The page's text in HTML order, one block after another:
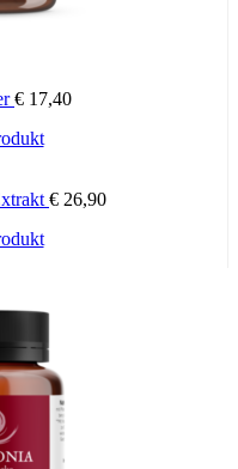
€ 17,40
€ 26,90